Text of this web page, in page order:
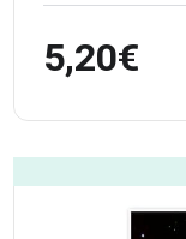
5,20€